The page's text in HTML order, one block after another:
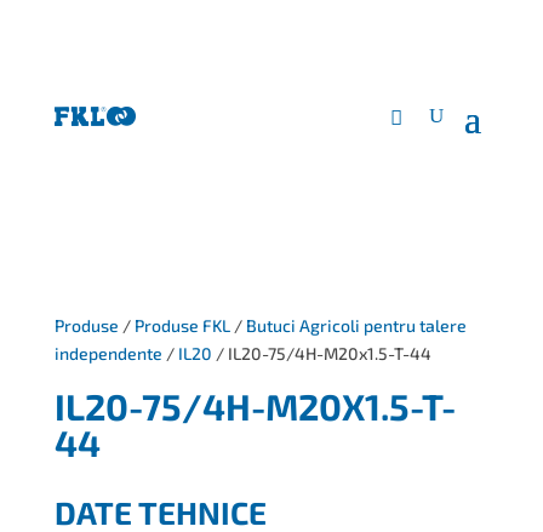
Produse / Produse FKL/ Butuci Agricoli pentru talere
independente / IL20 / IL20-75/4H-M20x1.5-T-44
IL20-75/4H-M20X1.5-T-
44
DATE TEHNICE